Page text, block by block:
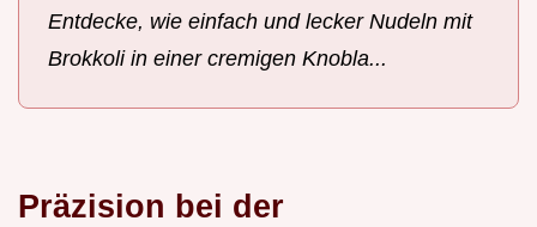
Entdecke, wie einfach und lecker Nudeln mit
Brokkoli in einer cremigen Knobla...
Präzision bei der